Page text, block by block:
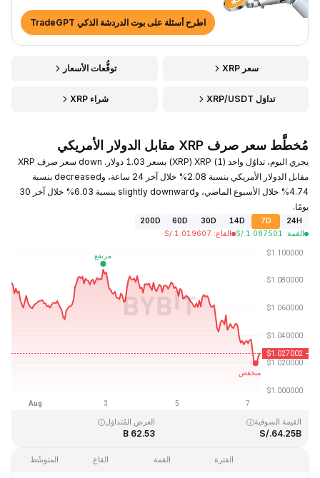
اطرح أسئلة على بوت الدردشة الذكي TradeGPT
سعر XRP توقُّعات الأسعار
تداوَل XRP/USDT شراء XRP
مُخطَّط سعر صرف XRP مقابل الدولار الأمريكي
يجري اليوم، تداوُل واحد (1) XRP ‏(XRP) بسعر 1.03 دولار. down سعر صرف XRP
مقابل الدولار الأمريكي بنسبة 2.08% خلال آخر 24 ساعة، وdecreased بنسبة
4.74% خلال الأسبوع الماضي، وslightly downward بنسبة 6.03% خلال آخر 30
يومًا.
24H
7D
14D
30D
60D
200D
القمة:
S/. 1.087501 القاع:
S/. 1.019607
القمَّة التاريخية
S/.0.002686
القيمة السوقية
S/.64.25B
العرض المُتداوَل
62.53 B
الفترة القمة القاع المتوسِّط